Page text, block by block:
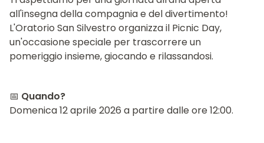
all'insegna della compagnia e del divertimento!
​L'Oratorio San Silvestro organizza il Picnic Day,
un'occasione speciale per trascorrere un
pomeriggio insieme, giocando e rilassandosi.
​📅 Quando?
​Domenica 12 aprile 2026 a partire dalle ore 12:00.